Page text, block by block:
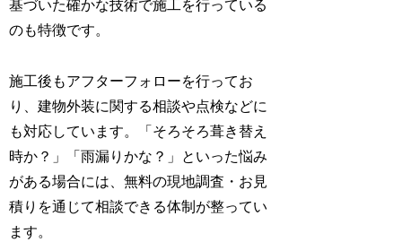
基づいた確かな技術で施工を行っている
のも特徴です。
施工後もアフターフォローを行ってお
り、建物外装に関する相談や点検などに
も対応しています。「そろそろ葺き替え
時か？」「雨漏りかな？」といった悩み
がある場合には、無料の現地調査・お見
積りを通じて相談できる体制が整ってい
ます。